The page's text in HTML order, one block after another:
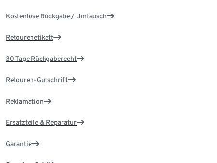
Kostenlose Rückgabe / Umtausch
Retourenetikett
30 Tage Rückgaberecht
Retouren-Gutschrift
Reklamation
Ersatzteile & Reparatur
Garantie